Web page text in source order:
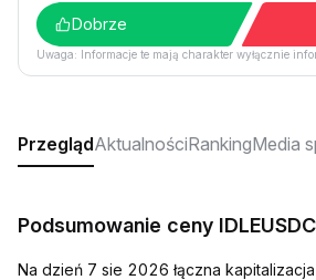
Dobrze
Uwaga: Informacje te mają charakter wyłącznie
PrzeglądAktualnościRankingMedia
Podsumowanie ceny
Na dzień 7 sie 2026 łączna